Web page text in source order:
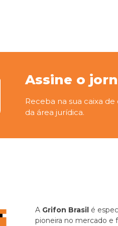
Assine o
Receba na sua caixa
da área jurídica.
A Grifon Brasil é
pioneira no mercado e